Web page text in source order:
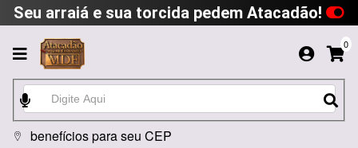
Seu arraiá e sua torcida pedem Atacadão!
0
benefícios para seu CEP